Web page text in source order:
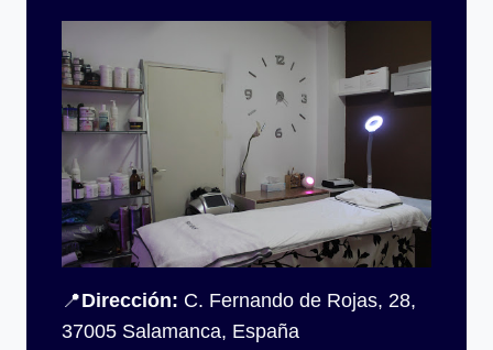
📍Dirección: C. Fernando de Rojas, 28,
37005 Salamanca, España